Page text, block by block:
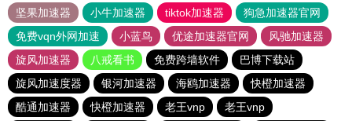
坚果加速器
小牛加速器 tiktok加速器
狗急加速器官网
免费vqn外网加速
小蓝鸟 优途加速器官网
风驰加速器
旋风加速器
八戒看书 免费跨墙软件
巴博下载站
旋风加速度器
银河加速器 海鸥加速器
快橙加速器
酷通加速器
快橙加速器 老王vnp 老王vnp